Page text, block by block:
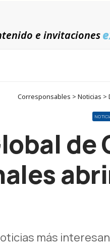
e invitaciones
Corresponsables > Noticias
de
más